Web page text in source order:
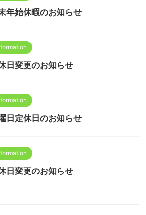
年始休暇のお知らせ
日変更のお知らせ
日定休日のお知らせ
日変更のお知らせ